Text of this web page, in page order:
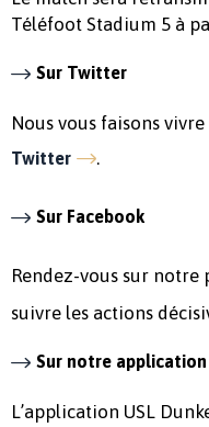
Téléfoot Stadium 5 à
Sur Twitter
Nous vous faisons
Twitter .
Sur Facebook
Rendez-vous sur notre
suivre les actions
Sur notre application
L’application USL